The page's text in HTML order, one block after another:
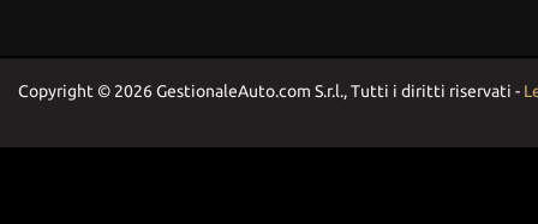
Copyright © 2026 GestionaleAuto.com S.r.l., Tutti i diritti riservati -